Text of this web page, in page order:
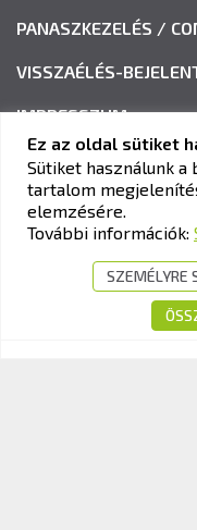
PANASZKEZELÉS /
VISSZAÉLÉS-
IMPRESSZUM
KAV KÖZLEKEDÉSI
Cím:1033 Budapest,
+36-1-510-0101
info@kavk.hu
Ez az oldal sütiket
Sütiket használunk a
tartalom
elemzésére.
További információk:
SZEMÉLYRE